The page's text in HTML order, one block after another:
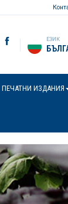
ЕЗИК
ПЕЧАТНИ ИЗДАНИЯ